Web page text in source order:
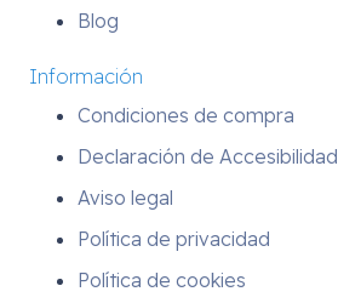
Blog
Información
Condiciones de compra
Declaración de Accesibilidad
Aviso legal
Política de privacidad
Política de cookies